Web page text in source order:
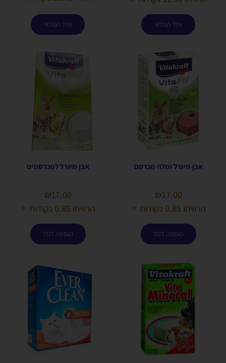
אזל המלאי אזל המלאי
אבן מינרל ומלח מכרסם
₪17.00
הרוויחו 0.85 נקודות ⭐
הוספה לסל
אבן מינרל למכרסמים
₪17.00
הרוויחו 0.85 נקודות ⭐
הוספה לסל